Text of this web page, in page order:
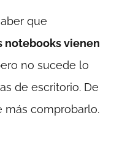
que
notebooks vienen
no sucede lo
de escritorio. De
más comprobarlo.